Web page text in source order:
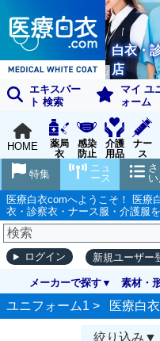
白衣・
店
エキスパー
ト 検索
マイ ユ
ォーム
HOME
薬局
衣
感染
防止
用品
介護
用品
ナー
ス
グッ
ズ
さ
ニュ
ース
特集
医療白衣comへようこそ！ 医療
衣・診察衣・ナース服・介護服
ログイン 新規ユーザー
メーカーで探す 素材・
ユニフォーム1 > 医療白
絞り込み